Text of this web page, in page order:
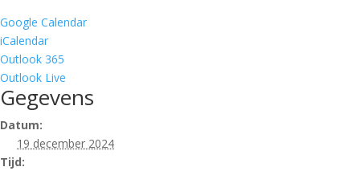
Google Calendar
iCalendar
Outlook 365
Outlook Live
Gegevens
Datum:
19 december 2024
Tijd: